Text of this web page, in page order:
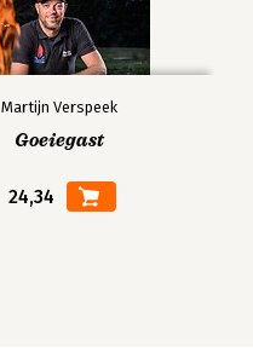
Martijn Verspeek
Goeiegast
24,34